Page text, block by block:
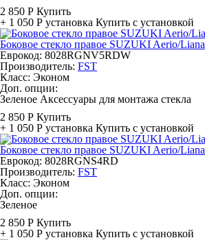
2 850 Р Купить
+ 1 050 Р установка Купить с установкой
Боковое стекло правое SUZUKI Aerio/Liana
Еврокод: 8028RGNV5RDW
Производитель: FST
Класс: Эконом
Доп. опции:
Зеленое Аксессуары для монтажа стекла
2 850 Р Купить
+ 1 050 Р установка Купить с установкой
Боковое стекло правое SUZUKI Aerio/Liana
Еврокод: 8028RGNS4RD
Производитель: FST
Класс: Эконом
Доп. опции:
Зеленое
2 850 Р Купить
+ 1 050 Р установка Купить с установкой